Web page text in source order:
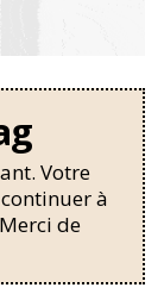
Votre
à
de